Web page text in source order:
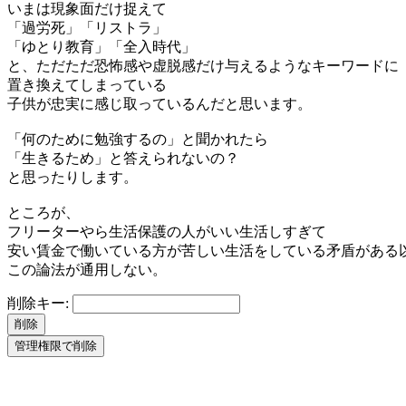
いまは現象面だけ捉えて
「過労死」「リストラ」
「ゆとり教育」「全入時代」
と、ただただ恐怖感や虚脱感だけ与えるようなキーワードに
置き換えてしまっている
子供が忠実に感じ取っているんだと思います。
「何のために勉強するの」と聞かれたら
「生きるため」と答えられないの？
と思ったりします。
ところが、
フリーターやら生活保護の人がいい生活しすぎて
安い賃金で働いている方が苦しい生活をしている矛盾がある
この論法が通用しない。
削除キー: